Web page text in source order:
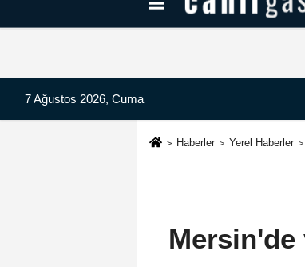
Kayseri Haberleri Can
7 Ağustos 2026, Cuma
Haberler Yerel Haberler